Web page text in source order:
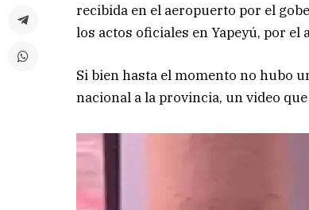
recibida en el aeropuerto por el
los actos oficiales en Yapeyú, por
Si bien hasta el momento no hubo
nacional a la provincia, un video